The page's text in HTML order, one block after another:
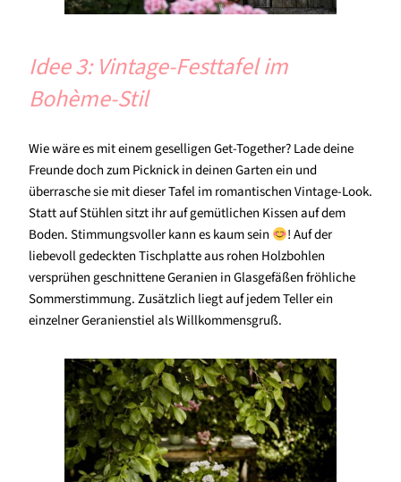
Idee 3: Vintage-Festtafel im
Bohème-Stil
Wie wäre es mit einem geselligen Get-Together? Lade deine
Freunde doch zum Picknick in deinen Garten ein und
überrasche sie mit dieser Tafel im romantischen Vintage-Look.
Statt auf Stühlen sitzt ihr auf gemütlichen Kissen auf dem
Boden. Stimmungsvoller kann es kaum sein
! Auf der
liebevoll gedeckten Tischplatte aus rohen Holzbohlen
versprühen geschnittene Geranien in Glasgefäßen fröhliche
Sommerstimmung. Zusätzlich liegt auf jedem Teller ein
einzelner Geranienstiel als Willkommensgruß.